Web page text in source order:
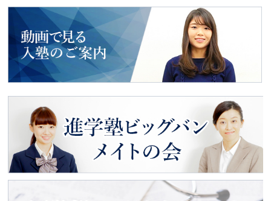
2018年度入試
最新合格者の声
入塾のご案内
進学塾ビッグバン
メイトの会